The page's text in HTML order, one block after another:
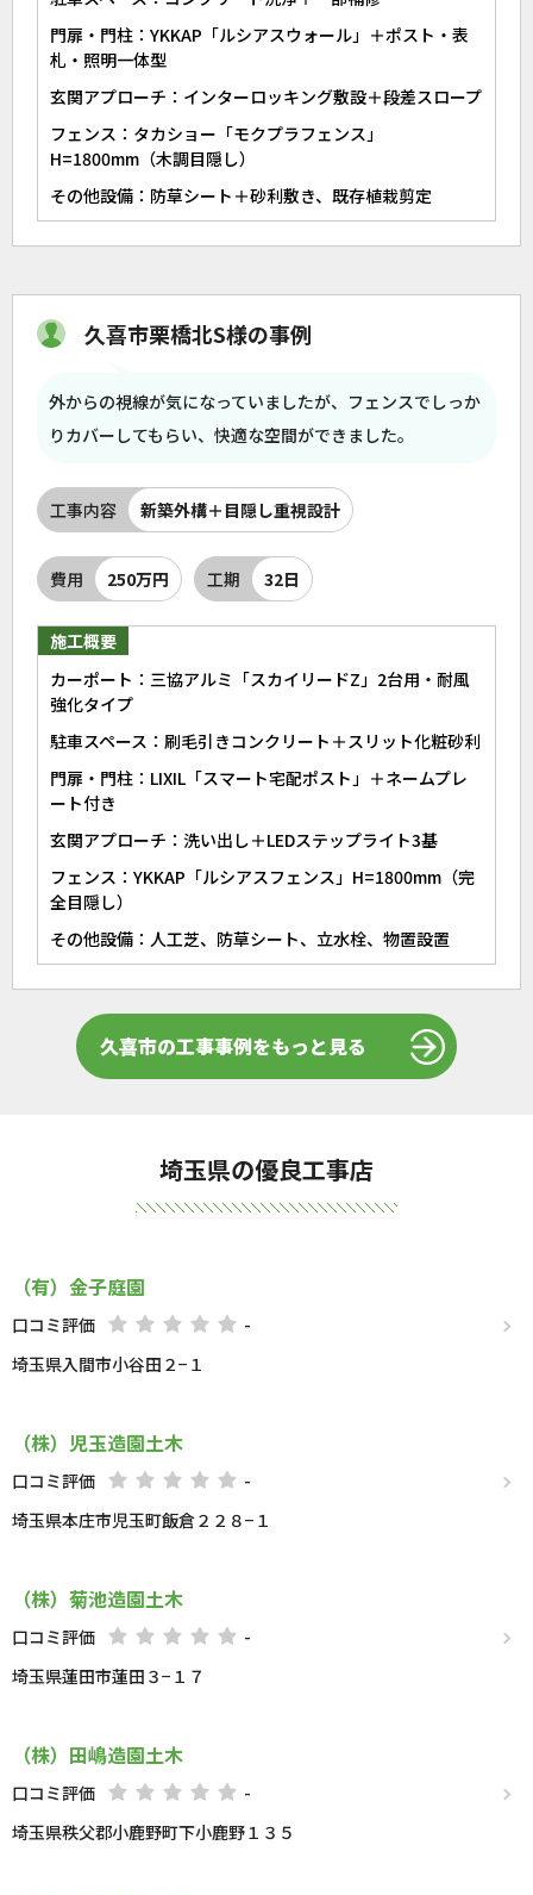
門扉・門柱：YKKAP「ルシアスウォール」＋ポスト・表
札・照明一体型
玄関アプローチ：インターロッキング敷設＋段差スロープ
フェンス：タカショー「モクプラフェンス」
H=1800mm（木調目隠し）
その他設備：防草シート＋砂利敷き、既存植栽剪定
久喜市栗橋北S様の事例
外からの視線が気になっていましたが、フェンスでしっか
りカバーしてもらい、快適な空間ができました。
工事内容 新築外構＋目隠し重視設計
費用 250万円 工期 32日
施工概要
カーポート：三協アルミ「スカイリードZ」2台用・耐風
強化タイプ
駐車スペース：刷毛引きコンクリート＋スリット化粧砂利
門扉・門柱：LIXIL「スマート宅配ポスト」＋ネームプレ
ート付き
玄関アプローチ：洗い出し＋LEDステップライト3基
フェンス：YKKAP「ルシアスフェンス」H=1800mm（完
全目隠し）
その他設備：人工芝、防草シート、立水栓、物置設置
久喜市の工事事例をもっと見る
埼玉県の優良工事店
（有）金子庭園
口コミ評価
-
埼玉県入間市小谷田２−１
（株）児玉造園土木
口コミ評価
-
埼玉県本庄市児玉町飯倉２２８−１
（株）菊池造園土木
口コミ評価
-
埼玉県蓮田市蓮田３−１７
（株）田嶋造園土木
口コミ評価
-
埼玉県秩父郡小鹿野町下小鹿野１３５